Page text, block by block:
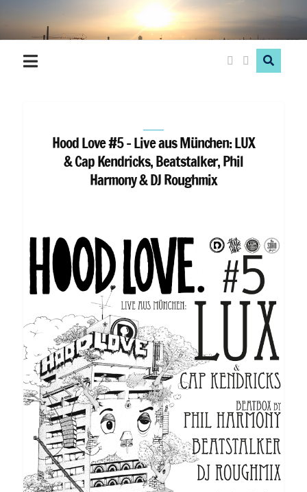
Hood
Hood Love #5 – Live aus München: LUX
& Cap Kendricks, Beatstalker, Phil
Harmony & DJ Roughmix